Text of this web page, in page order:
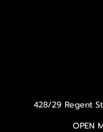
428/29 Regent
OPEN